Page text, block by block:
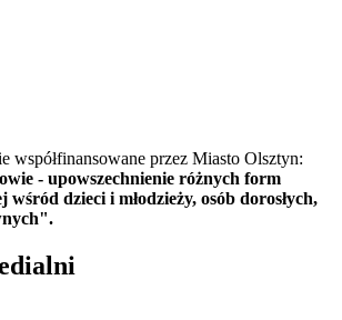
współfinansowane przez Miasto Olsztyn:
- upowszechnienie różnych form
dzieci i młodzieży, osób dorosłych,